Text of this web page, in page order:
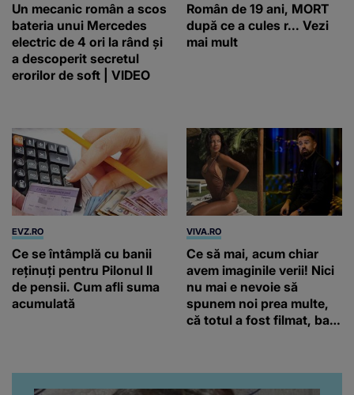
Un mecanic român a scos
bateria unui Mercedes
electric de 4 ori la rând și
a descoperit secretul
erorilor de soft | VIDEO
Român de 19 ani, MORT
după ce a cules r... Vezi
mai mult
EVZ.RO
Ce se întâmplă cu banii
reținuți pentru Pilonul II
de pensii. Cum afli suma
acumulată
VIVA.RO
Ce să mai, acum chiar
avem imaginile verii! Nici
nu mai e nevoie să
spunem noi prea multe,
că totul a fost filmat, ba
da, frumoasa iubită a lui
Florin Ristei e...